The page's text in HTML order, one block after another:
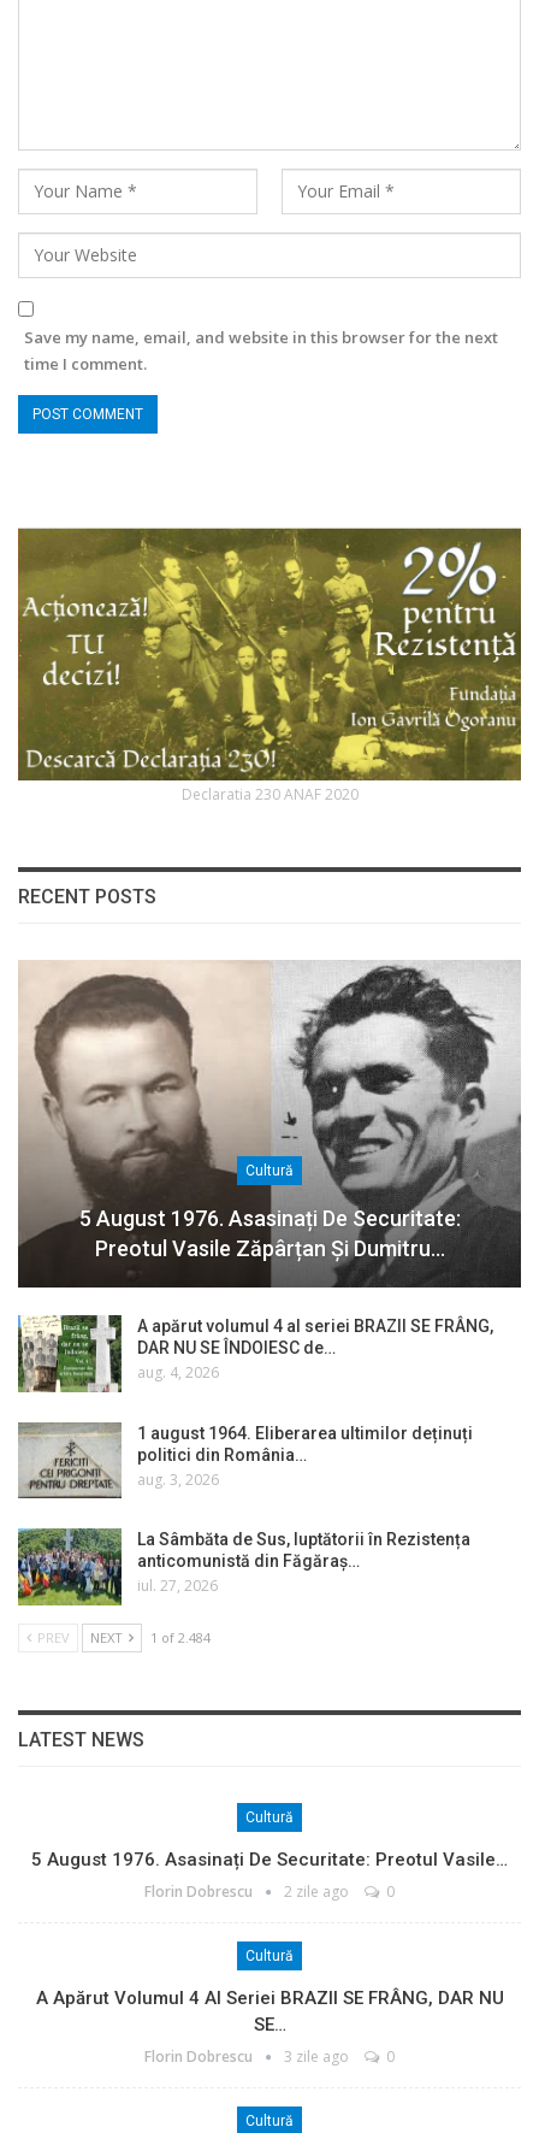
Save my name, email, and website in this browser for the next
time I comment.
Declaratia 230 ANAF 2020
RECENT POSTS
Cultură
5 August 1976. Asasinați De Securitate:
Preotul Vasile Zăpârțan Și Dumitru…
A apărut volumul 4 al seriei BRAZII SE FRÂNG,
DAR NU SE ÎNDOIESC de…
aug. 4, 2026
1 august 1964. Eliberarea ultimilor deținuți
politici din România…
aug. 3, 2026
La Sâmbăta de Sus, luptătorii în Rezistența
anticomunistă din Făgăraș…
iul. 27, 2026
PREV NEXT 1 of 2.484
LATEST NEWS
Cultură
5 August 1976. Asasinați De Securitate: Preotul Vasile…
Florin Dobrescu 2 zile ago 0
Cultură
A Apărut Volumul 4 Al Seriei BRAZII SE FRÂNG, DAR NU
SE…
Florin Dobrescu 3 zile ago 0
Cultură